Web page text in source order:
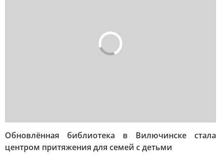
Обновлённая библиотека в Вилючинске стала
центром притяжения для семей с детьми